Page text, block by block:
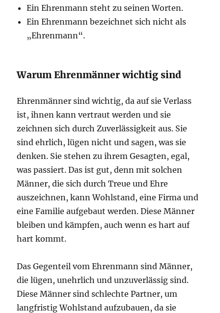
Ein Ehrenmann steht zu seinen Worten.
Ein Ehrenmann bezeichnet sich nicht als
„Ehrenmann“.
Warum Ehrenmänner wichtig sind
Ehrenmänner sind wichtig, da auf sie Verlass
ist, ihnen kann vertraut werden und sie
zeichnen sich durch Zuverlässigkeit aus. Sie
sind ehrlich, lügen nicht und sagen, was sie
denken. Sie stehen zu ihrem Gesagten, egal,
was passiert. Das ist gut, denn mit solchen
Männer, die sich durch Treue und Ehre
auszeichnen, kann Wohlstand, eine Firma und
eine Familie aufgebaut werden. Diese Männer
bleiben und kämpfen, auch wenn es hart auf
hart kommt.
Das Gegenteil vom Ehrenmann sind Männer,
die lügen, unehrlich und unzuverlässig sind.
Diese Männer sind schlechte Partner, um
langfristig Wohlstand aufzubauen, da sie